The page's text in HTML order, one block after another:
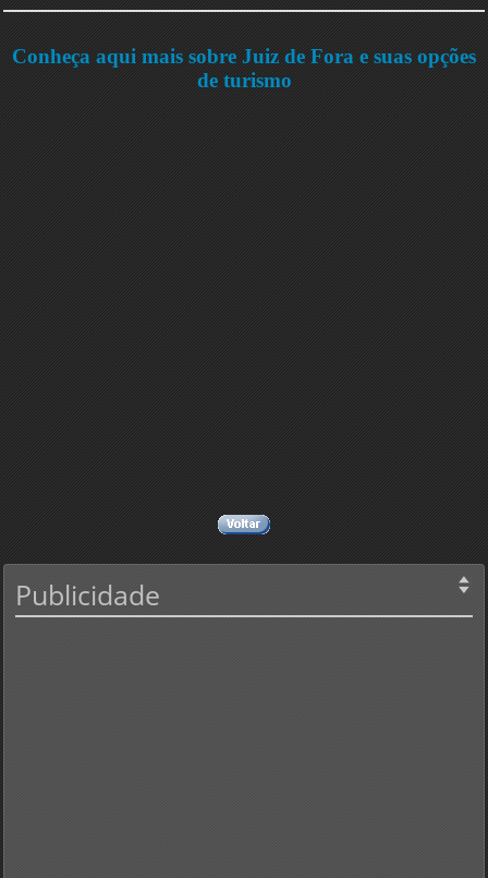
Conheça aqui mais sobre Juiz de Fora e suas opções
de turismo
Publicidade